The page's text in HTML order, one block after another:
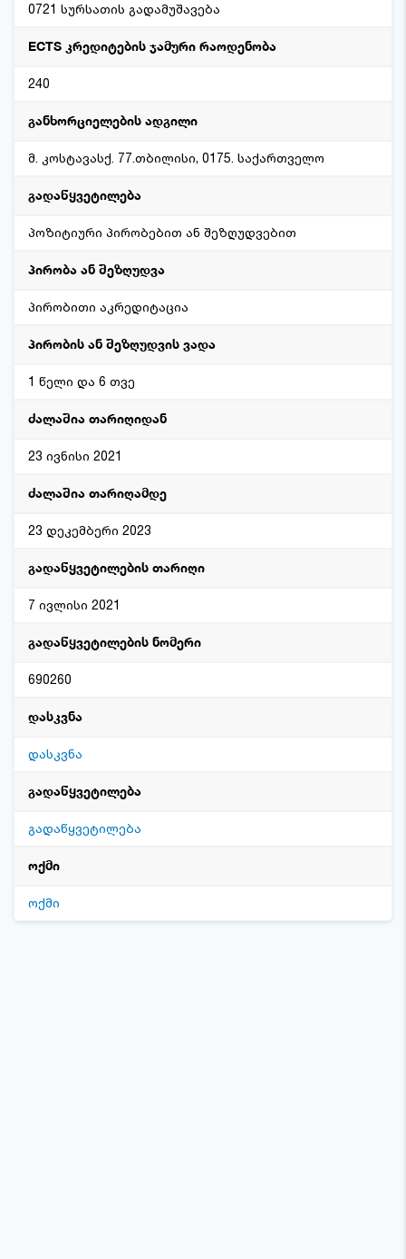
0721 სურსათის გადამუშავება
ECTS კრედიტების ჯამური რაოდენობა
240
განხორციელების ადგილი
მ. კოსტავასქ. 77.თბილისი, 0175. საქართველო
გადაწყვეტილება
პოზიტიური პირობებით ან შეზღუდვებით
პირობა ან შეზღუდვა
პირობითი აკრედიტაცია
პირობის ან შეზღუდვის ვადა
1 წელი და 6 თვე
ძალაშია თარიღიდან
23 ივნისი 2021
ძალაშია თარიღამდე
23 დეკემბერი 2023
გადაწყვეტილების თარიღი
7 ივლისი 2021
გადაწყვეტილების ნომერი
690260
დასკვნა
დასკვნა
გადაწყვეტილება
გადაწყვეტილება
ოქმი
ოქმი